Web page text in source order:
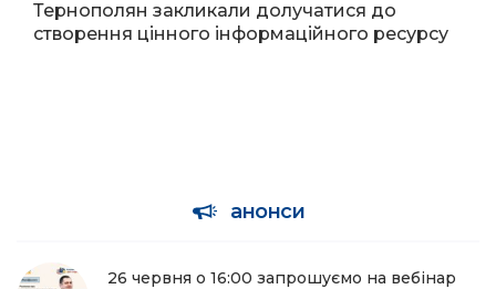
Тернополян закликали долучатися до
створення цінного інформаційного ресурсу
анонси
26 червня о 16:00 запрошуємо на вебінар